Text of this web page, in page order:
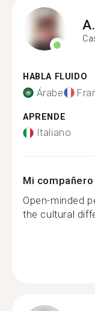
A.
HABLA FLUIDO
Árabe
APRENDE
Italiano
Mi
Open-minded
the cultural